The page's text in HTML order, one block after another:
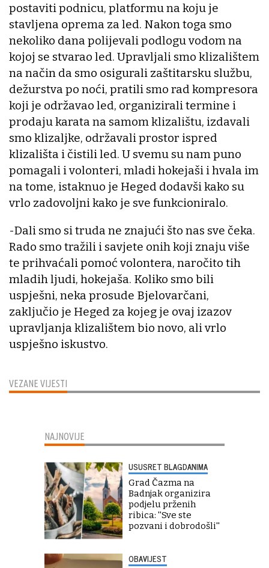
VEZANE VIJESTI
postaviti podnicu, platformu na koju je
stavljena oprema za led. Nakon toga smo
nekoliko dana polijevali podlogu vodom na
kojoj se stvarao led. Upravljali smo klizalištem
na način da smo osigurali zaštitarsku službu,
dežurstva po noći, pratili smo rad kompresora
koji je održavao led, organizirali termine i
prodaju karata na samom klizalištu, izdavali
smo klizaljke, održavali prostor ispred
klizališta i čistili led. U svemu su nam puno
pomagali i volonteri, mladi hokejaši i hvala im
na tome, istaknuo je Heged dodavši kako su
vrlo zadovoljni kako je sve funkcioniralo.
-Dali smo si truda ne znajući što nas sve čeka.
Rado smo tražili i savjete onih koji znaju više
te prihvaćali pomoć volontera, naročito tih
mladih ljudi, hokejaša. Koliko smo bili
uspješni, neka prosude Bjelovarčani,
zaključio je Heged za kojeg je ovaj izazov
upravljanja klizalištem bio novo, ali vrlo
uspješno iskustvo.
NAJNOVIJE
USUSRET BLAGDANIMA
Grad Čazma na
Badnjak organizira
podjelu prženih
ribica: ''Sve ste
pozvani i dobrodošli''
OBAVIJEST